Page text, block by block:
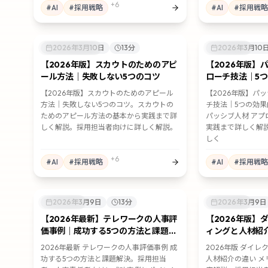
#AI #採用戦略 +6 #AI #採用戦略
✉️スカウト採用
2026年3月10日 13分
【2026年版】スカウトのためのアピ
ール方法｜失敗しない5つのコツ
【2026年版】スカウトのためのアピール
方法｜失敗しない5つのコツ。スカウトの
ためのアピール方法の基本から実践まで詳
しく解説。採用担当者向けに詳しく解説。
#AI #採用戦略 +6
📋採用戦略
2026年3月10
【2026年版】
ローチ技法｜5
底解説
【2026年版】パ
チ技法｜5つの効
パッシブ人材 ア
実践まで詳しく解
しく
#AI #採用戦略
📊事例紹介
2026年3月9日 13分
【2026年最新】テレワークの人事評
価事例｜成功する5つの方法と課題解
決
2026年最新 テレワークの人事評価事例 成
功する5つの方法と課題解決。採用担当
🎯採用手法
2026年3月9日
【2026年版】
ィングと人材紹
ト・デメリット
2026年版 ダイレ
人材紹介の違い